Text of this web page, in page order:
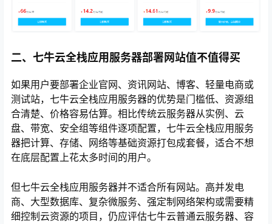
二、七牛云全栈应用服务器部署网站值不值得买
如果用户要部署企业官网、资讯网站、博客、轻量电商或
测试站，七牛云全栈应用服务器的优势是门槛低、资源组
合清楚、价格容易估算。相比传统云服务器从实例、云
盘、带宽、安全组等组件逐项配置，七牛云全栈应用服务
器把计算、存储、网络等基础资源打包成套餐，适合不想
在底层配置上花太多时间的用户。
但七牛云全栈应用服务器并不适合所有网站。高并发电
商、大型数据库、复杂微服务、强定制网络架构或需要精
细控制云资源的项目，仍应评估七牛云普通云服务器、容